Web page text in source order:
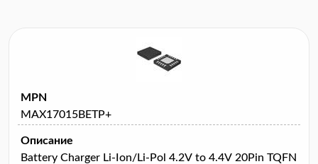
MPN
MAX17015BETP+
Описание
Battery Charger Li-Ion/Li-Pol 4.2V to 4.4V 20Pin TQFN